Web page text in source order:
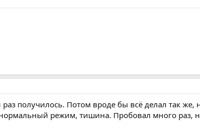
получилось. Потом вроде бы всё делал так же,
нормальный режим, тишина. Пробовал много раз,